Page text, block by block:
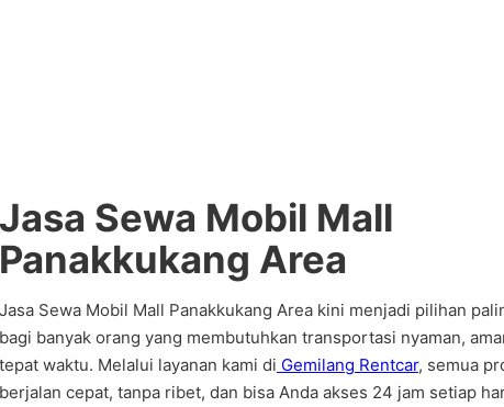
Jasa Sewa Mobil Mall
Panakkukang Area
Jasa Sewa Mobil Mall Panakkukang Area kini menjadi pilihan
bagi banyak orang yang membutuhkan transportasi nyaman,
tepat waktu. Melalui layanan kami di Gemilang Rentcar, semua
berjalan cepat, tanpa ribet, dan bisa Anda akses 24 jam setiap